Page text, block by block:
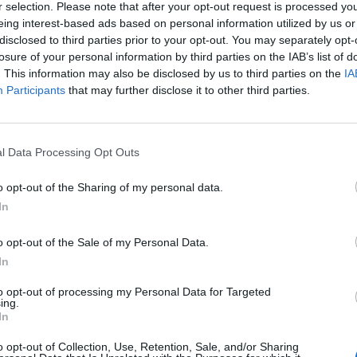
selection. Please note that after your opt-out request is processed
interest-based ads based on personal information utilized by us
to third parties prior to your opt-out. You may separately
of your personal information by third parties on the IAB’s list of
This information may also be disclosed by us to third parties on the
Participants that may further disclose it to other third parties.
Data Processing Opt Outs
opt-out of the Sharing of my personal data.
opt-out of the Sale of my Personal Data.
opt-out of processing my Personal Data for Targeted
opt-out of Collection, Use, Retention, Sale, and/or Sharing
y sostenida en el uso del BIM en la
Catalunya y su sector público, y con la nueva
“nuevas metas y objetivos” para consolidarlo.
adjudicadas
ya
los
pretende contribuir a la transformación de
la garantía de la ciberseguridad, la
Esto implica definir un modelo que
en la gestión de la infraestructura